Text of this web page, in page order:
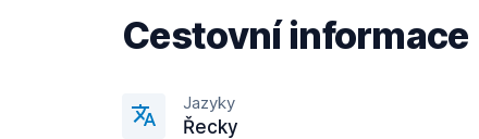
Cestovní informace
Jazyky
Řecky